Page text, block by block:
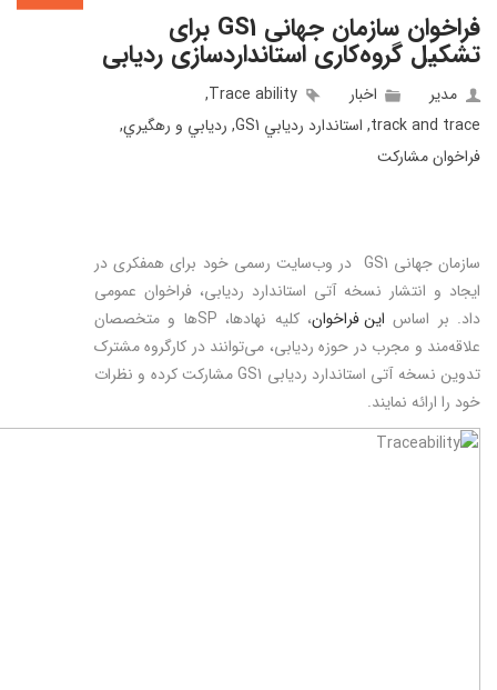
فراخوان سازمان جهانی GS1 برای
تشکیل گروه‌کاری استانداردسازی ردیابی
مدیر اخبار Trace ability
,
track and trace
, استاندارد رديابي GS1 , رديابي و رهگيري,
فراخوان مشاركت
سازمان جهانی GS1 در وب‌سایت رسمی خود برای همفکری در
ایجاد و انتشار نسخه آتی استاندارد ردیابی، فراخوان عمومی
داد. بر اساس این فراخوان
، کلیه نهادها، SPها و متخصصان
علاقه‌مند و مجرب در حوزه ردیابی، می‌توانند در کارگروه مشترک
تدوین نسخه آتی استاندارد ردیابی GS1 مشارکت کرده و نظرات
خود را ارائه نمایند.